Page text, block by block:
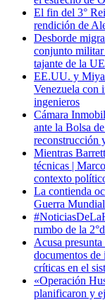
El fin del 3°
rendición de
Desborde
conjunto
tajante de la UE
EE.UU. y
Venezuela con
ingenieros
Cámara
ante la Bolsa
reconstrucción
Mientras
técnicas |
contexto
La contienda
Guerra
rumbo de la
Acusa
documentos
críticas en el
«Operación
planificaron y